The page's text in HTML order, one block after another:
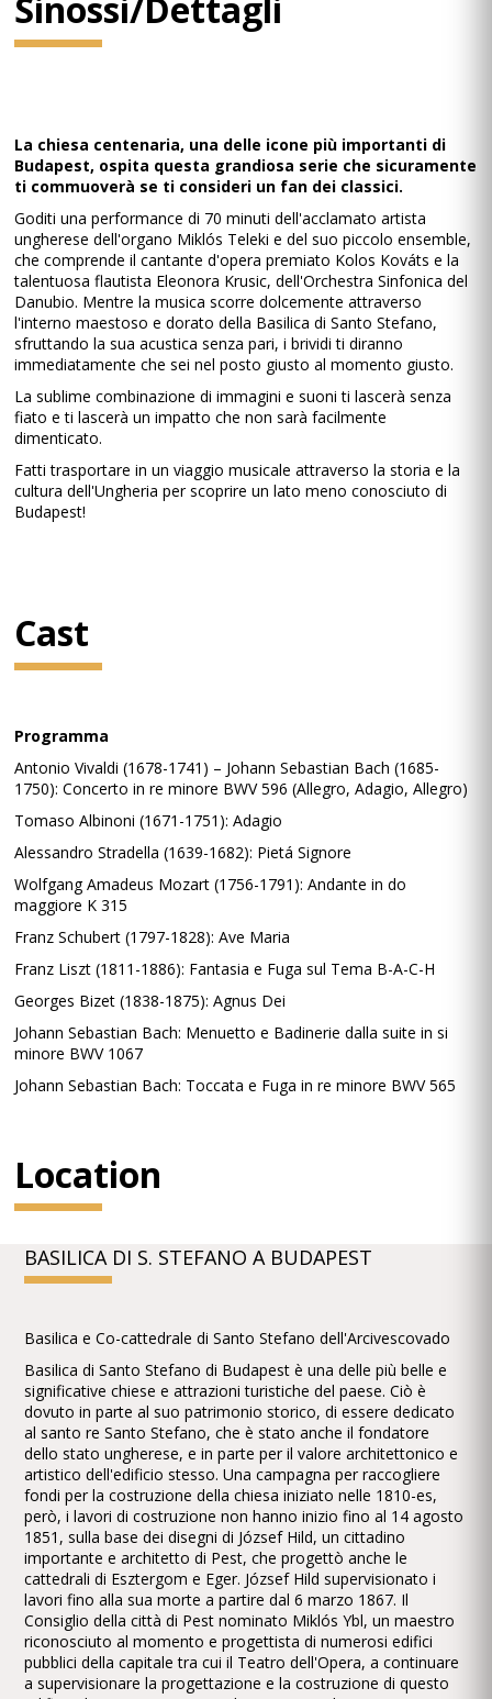
La chiesa centenaria, una delle icone più importanti di
Budapest, ospita questa grandiosa serie che sicuramente
ti commuoverà se ti consideri un fan dei classici.
Goditi una performance di 70 minuti dell'acclamato artista
ungherese dell'organo Miklós Teleki e del suo piccolo ensemble,
che comprende il cantante d'opera premiato Kolos Kováts e la
talentuosa flautista Eleonora Krusic, dell'Orchestra Sinfonica del
Danubio. Mentre la musica scorre dolcemente attraverso
l'interno maestoso e dorato della Basilica di Santo Stefano,
sfruttando la sua acustica senza pari, i brividi ti diranno
immediatamente che sei nel posto giusto al momento giusto.
La sublime combinazione di immagini e suoni ti lascerà senza
fiato e ti lascerà un impatto che non sarà facilmente
dimenticato.
Fatti trasportare in un viaggio musicale attraverso la storia e la
cultura dell'Ungheria per scoprire un lato meno conosciuto di
Budapest!
Cast
Programma
Antonio Vivaldi (1678-1741) – Johann Sebastian Bach (1685-
1750): Concerto in re minore BWV 596 (Allegro, Adagio, Allegro)
Tomaso Albinoni (1671-1751): Adagio
Alessandro Stradella (1639-1682): Pietá Signore
Wolfgang Amadeus Mozart (1756-1791): Andante in do
maggiore K 315
Franz Schubert (1797-1828): Ave Maria
Franz Liszt (1811-1886): Fantasia e Fuga sul Tema B-A-C-H
Georges Bizet (1838-1875): Agnus Dei
Johann Sebastian Bach: Menuetto e Badinerie dalla suite in si
minore BWV 1067
Johann Sebastian Bach: Toccata e Fuga in re minore BWV 565
Location
BASILICA DI S. STEFANO A BUDAPEST
Basilica e Co-cattedrale di Santo Stefano dell'Arcivescovado
Basilica di Santo Stefano di Budapest è una delle più belle e
significative chiese e attrazioni turistiche del paese. Ciò è
dovuto in parte al suo patrimonio storico, di essere dedicato
al santo re Santo Stefano, che è stato anche il fondatore
dello stato ungherese, e in parte per il valore architettonico e
artistico dell'edificio stesso. Una campagna per raccogliere
fondi per la costruzione della chiesa iniziato nelle 1810-es,
però, i lavori di costruzione non hanno inizio fino al 14 agosto
1851, sulla base dei disegni di József Hild, un cittadino
importante e architetto di Pest, che progettò anche le
cattedrali di Esztergom e Eger. József Hild supervisionato i
lavori fino alla sua morte a partire dal 6 marzo 1867. Il
Consiglio della città di Pest nominato Miklós Ybl, un maestro
riconosciuto al momento e progettista di numerosi edifici
pubblici della capitale tra cui il Teatro dell'Opera, a continuare
a supervisionare la progettazione e la costruzione di questo